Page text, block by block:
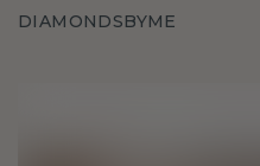
DIAMONDSBYME